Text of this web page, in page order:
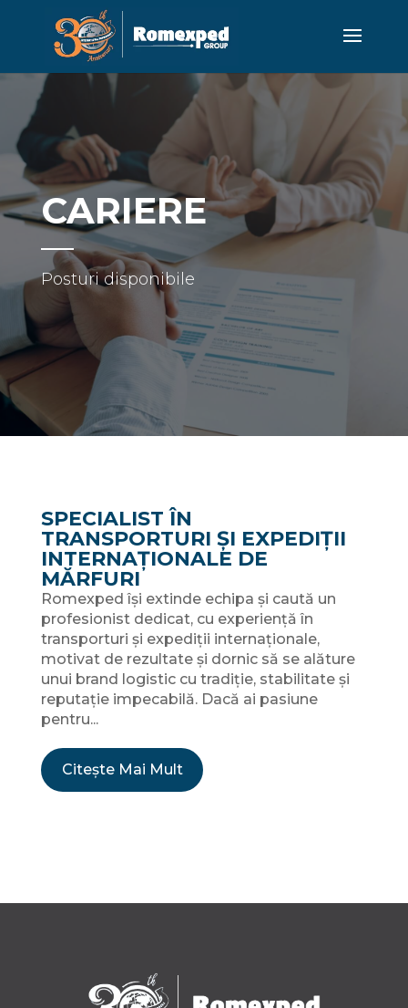
CARIERE
Posturi disponibile
SPECIALIST ÎN
TRANSPORTURI ȘI EXPEDIȚII
INTERNAȚIONALE DE
MĂRFURI
Romexped își extinde echipa și caută un
profesionist dedicat, cu experiență în
transporturi și expediții internaționale,
motivat de rezultate și dornic să se alăture
unui brand logistic cu tradiție, stabilitate și
reputație impecabilă. Dacă ai pasiune
pentru...
Citește Mai Mult